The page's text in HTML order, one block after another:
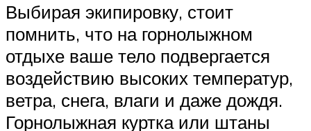
Выбирая экипировку, стоит
помнить, что на горнолыжном
отдыхе ваше тело подвергается
воздействию высоких температур,
ветра, снега, влаги и даже дождя.
Горнолыжная куртка или штаны